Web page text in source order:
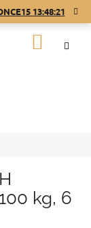
13:48:21
kg, 6